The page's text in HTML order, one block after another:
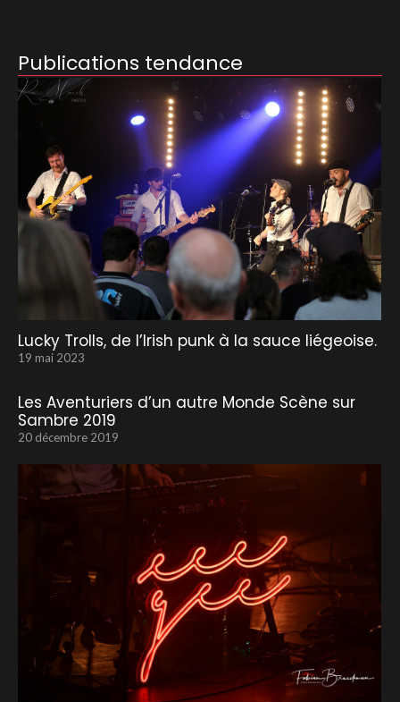
Publications tendance
Lucky Trolls, de l’Irish punk à la sauce liégeoise.
19 mai 2023
Les Aventuriers d’un autre Monde Scène sur
Sambre 2019
20 décembre 2019